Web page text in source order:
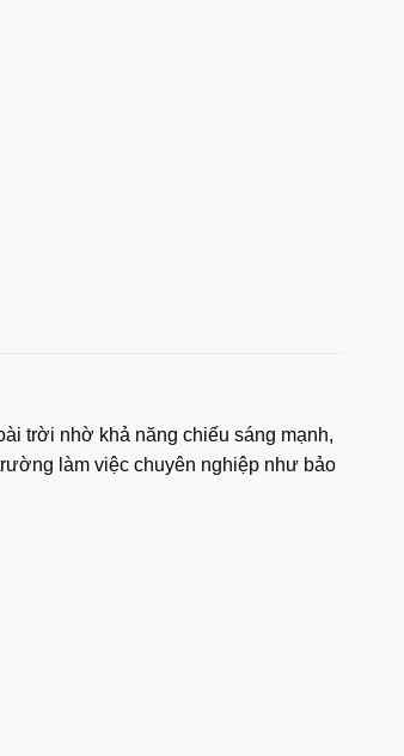
trời nhờ khả năng chiếu sáng mạnh,
làm việc chuyên nghiệp như bảo